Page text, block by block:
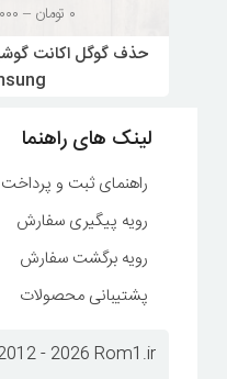
۰ تومان –
لینک های راهنما
راهنمای ثبت و
رویه پیگیری سفارش
رویه برگشت سفارش
پشتیبانی محصولات
- 2026 Rom1.ir